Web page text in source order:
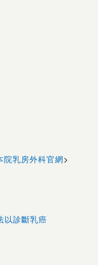
院乳房外科官網>
以診斷乳癌